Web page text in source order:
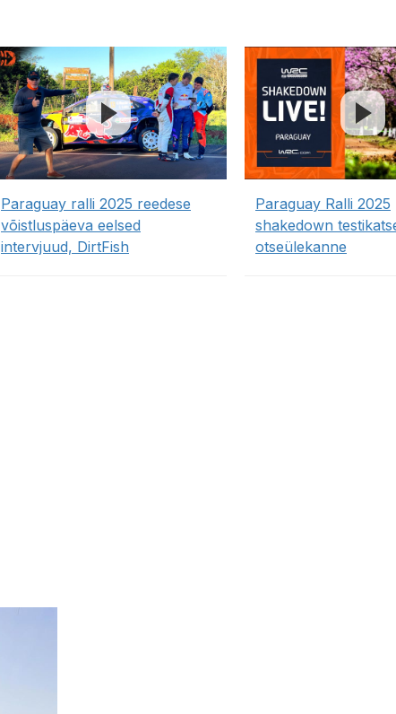
Paraguay ralli 2025 reedese
võistluspäeva eelsed
intervjuud, DirtFish
Paraguay Ralli 2025
shakedown
otseülekanne